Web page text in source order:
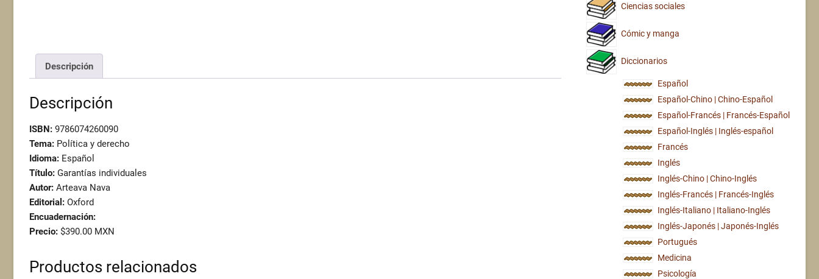
Descripción
Descripción
ISBN: 9786074260090
Tema: Política y derecho
Idioma: Español
Título: Garantías individuales
Autor: Arteava Nava
Editorial: Oxford
Encuadernación:
Precio: $390.00 MXN
Productos relacionados
Ciencias sociales
Cómic y manga
Diccionarios
Español
Español-Chino | Chino-Español
Español-Francés | Francés-Español
Español-Inglés | Inglés-español
Francés
Inglés
Inglés-Chino | Chino-Inglés
Inglés-Francés | Francés-Inglés
Inglés-Italiano | Italiano-Inglés
Inglés-Japonés | Japonés-Inglés
Portugués
Medicina
Psicología